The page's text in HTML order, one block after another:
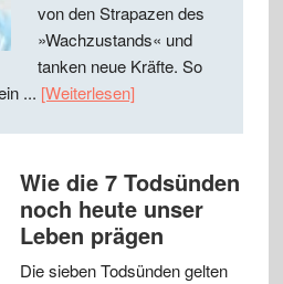
von den Strapazen des
»Wachzustands« und
tanken neue Kräfte. So
... [Weiterlesen]
Wie die 7 Todsünden
noch heute unser
Leben prägen
Die sieben Todsünden gelten